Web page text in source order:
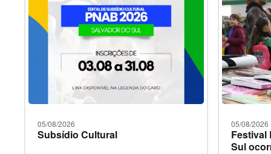
05/08/2026
Subsídio Cultural
05/08/2026
Festival
Sul